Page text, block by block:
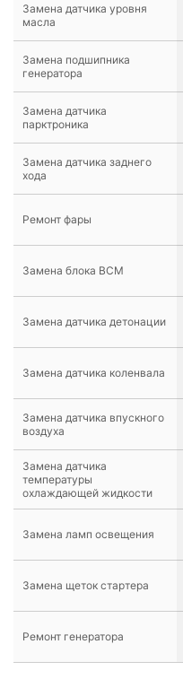
Замена датчика уровня
масла
Замена подшипника
генератора
Замена датчика
парктроника
Замена датчика заднего
хода
Ремонт фары
Замена блока BCM
Замена датчика детонации
Замена датчика коленвала
Замена датчика впускного
воздуха
Замена датчика
температуры
охлаждающей жидкости
Замена ламп освещения
Замена щеток стартера
Ремонт генератора